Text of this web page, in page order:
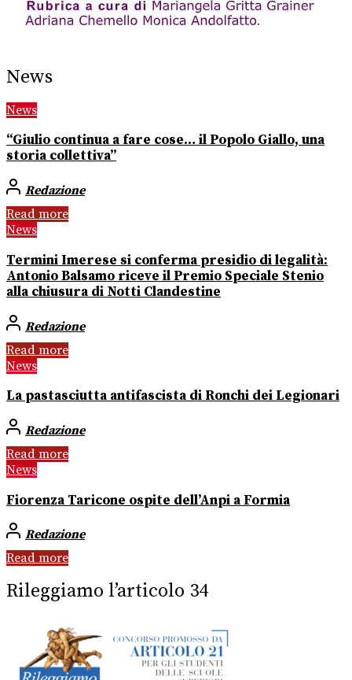
News
News
“Giulio continua a fare cose… il Popolo Giallo, una
storia collettiva”
Redazione
Read more
News
Termini Imerese si conferma presidio di legalità:
Antonio Balsamo riceve il Premio Speciale Stenio
alla chiusura di Notti Clandestine
Redazione
Read more
News
La pastasciutta antifascista di Ronchi dei Legionari
Redazione
Read more
News
Fiorenza Taricone ospite dell’Anpi a Formia
Redazione
Read more
Rileggiamo l’articolo 34